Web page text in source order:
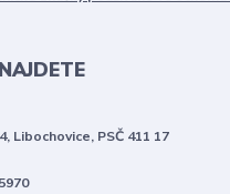
Libochovice, PSČ 411 17